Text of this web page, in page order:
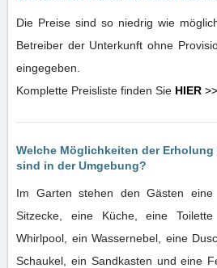
Die Preise sind so niedrig wie
Betreiber der Unterkunft ohne
eingegeben.
Komplette Preisliste finden Sie HIER >>
Welche Möglichkeiten der
sind in der Umgebung?
Im Garten stehen den Gästen eine
Sitzecke, eine Küche, eine
Whirlpool, ein Wassernebel, eine
Schaukel, ein Sandkasten und eine